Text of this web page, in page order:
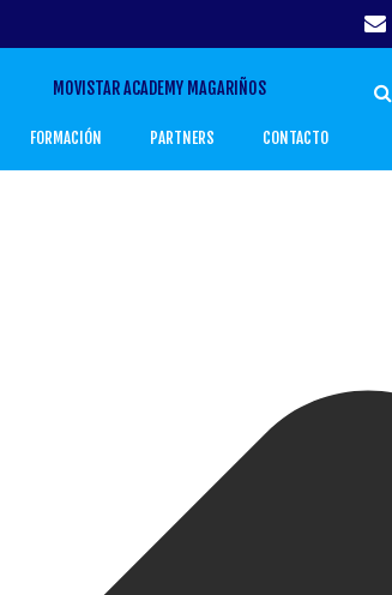
MOVISTAR ACADEMY MAGARIÑOS
FORMACIÓN PARTNERS CONTACTO